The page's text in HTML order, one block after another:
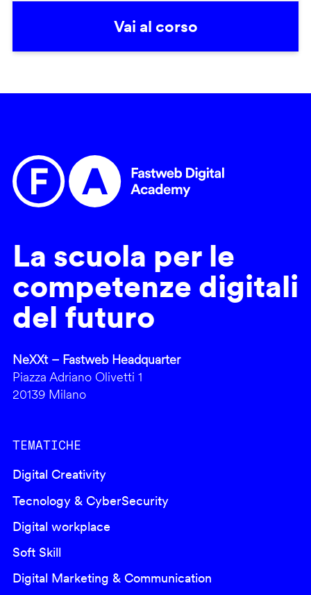
Vai al corso
La scuola per le
competenze digitali
del futuro
NeXXt – Fastweb Headquarter
Piazza Adriano Olivetti 1
20139 Milano
TEMATICHE
Digital Creativity
Tecnology & CyberSecurity
Digital workplace
Soft Skill
Digital Marketing & Communication